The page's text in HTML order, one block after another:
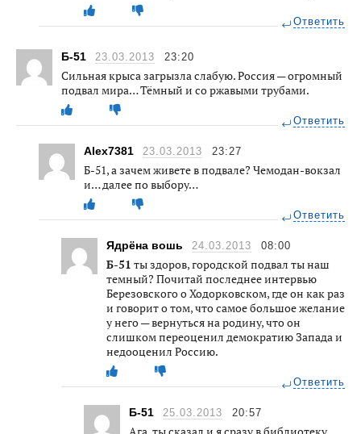
Ответить
Б-51 23.03.2013 23:20
Сильная крыса загрызла слабую. Россия — огромный
подвал мира… Тёмный и со ржавыми трубами.
Ответить
Alex7381 23.03.2013 23:27
Б-51, а зачем живете в подвале? Чемодан-вокзал
и… далее по выбору…
Ответить
Ядрёна вошь 24.03.2013 08:00
Б-51 ты здоров, городской подвал ты наш
темный? Почитай последнее интервью
Березовского о Ходорковском, где он как раз
и говорит о том, что самое большое желание
у него — вернуться на родину, что он
слишком переоценил демократию Запада и
недооценил Россию.
Ответить
Б-51 25.03.2013 20:57